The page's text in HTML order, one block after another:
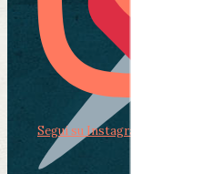
Segui su Instagram